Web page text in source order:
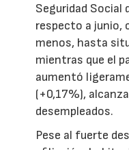
Seguridad Social
respecto a junio,
menos, hasta
mientras que el
aumentó
(+0,17%),
desempleados.
Pese al fuerte